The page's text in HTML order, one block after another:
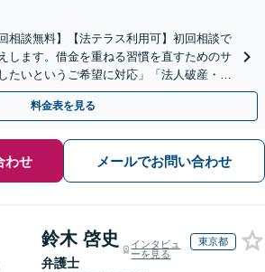
相談無料】【法テラス利用可】初回相談で
します。借金を重ねる習慣を直すためのサ
たいというご希望に対応」「法人破産・企
す」
料金表を見る
わせ メールでお問い合わせ
鈴木 啓史
弁護士
インタビュ
ーを見る
東京都